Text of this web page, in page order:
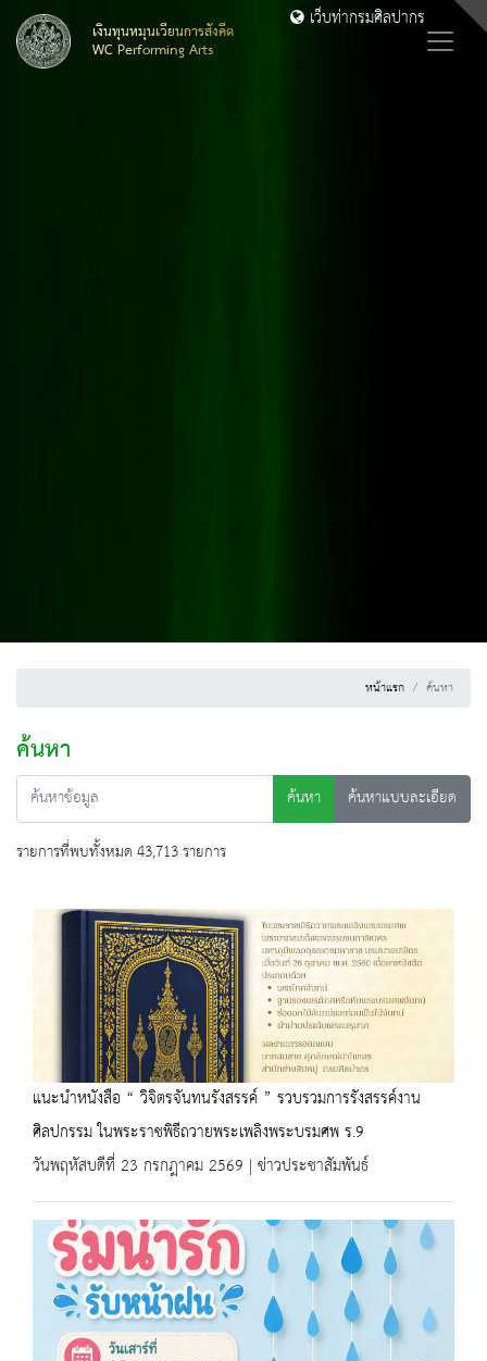
เงินทุนหมุนเวียนการสังคีต
WC Performing Arts
เว็บท่ากรมศิลปากร
หน้าแรก ค้นหา
ค้นหา
ค้นหา
ค้นหาแบบละเอียด
รายการที่พบทั้งหมด 43,713 รายการ
แนะนำหนังสือ “ วิจิตรจันทนรังสรรค์ ” รวบรวมการรังสรรค์งาน
ศิลปกรรม ในพระราชพิธีถวายพระเพลิงพระบรมศพ ร.9
วันพฤหัสบดีที่ 23 กรกฎาคม 2569 | ข่าวประชาสัมพันธ์